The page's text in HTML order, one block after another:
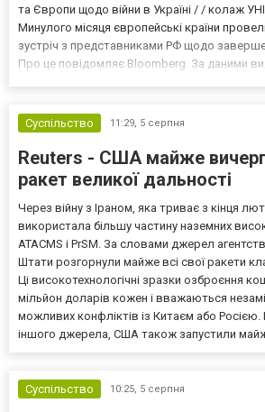
та Європи щодо війни в Україні / / колаж
Минулого місяця європейські країни
зустріч з представниками РФ щодо
Про це повідомляє Bloomberg. За даними
Суспільство
11:29, 5 серпня
Reuters - США майже
ракет великої дальності
Через війну з Іраном, яка триває з кінця
використала більшу частину наземних
ATACMS і PrSM. За словами джерел
Штати розгорнули майже всі свої ракети
Ці високотехнологічні зразки озброєння
мільйон доларів кожен і вважаються
можливих конфліктів із Китаєм або Росією.
іншого джерела, США також запустили
Суспільство 10:25, 5 серпня